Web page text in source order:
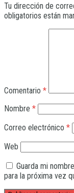
Tu dirección de
obligatorios están
Comentario *
Nombre *
Correo electrónico *
Web
Guarda mi
para la próxima vez